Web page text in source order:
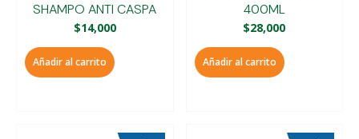
SHAMPO ANTI CASPA
$14,000
Añadir al carrito
400ML
$28,000
Añadir al carrito